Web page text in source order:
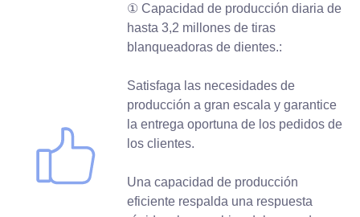
① Capacidad de producción diaria de
hasta 3,2 millones de tiras
blanqueadoras de dientes.:
Satisfaga las necesidades de
producción a gran escala y garantice
la entrega oportuna de los pedidos de
los clientes.
Una capacidad de producción
eficiente respalda una respuesta